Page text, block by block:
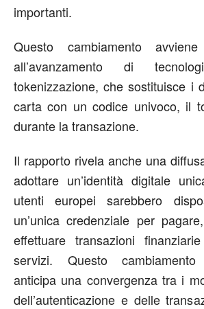
importanti.
Questo cambiamento avviene
all’avanzamento di
tokenizzazione, che sostituisce i
carta con un codice univoco, il
durante la transazione.
Il rapporto rivela anche una
adottare un’identità digitale
utenti europei sarebbero
un’unica credenziale per
effettuare transazioni
servizi. Questo
anticipa una convergenza tra i
dell’autenticazione e delle